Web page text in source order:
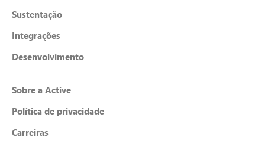
Sustentação
Integrações
Desenvolvimento
Sobre a Active
Política de privacidade
Carreiras